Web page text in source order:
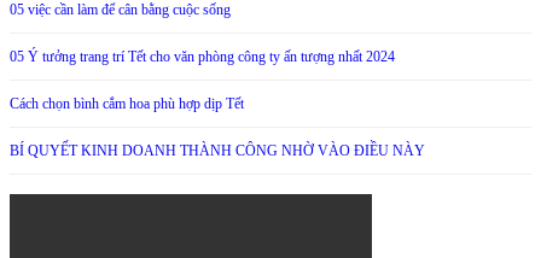
05 việc cần làm để cân bằng cuộc sống
05 Ý tưởng trang trí Tết cho văn phòng công ty ấn tượng nhất 2024
Cách chọn bình cắm hoa phù hợp dịp Tết
BÍ QUYẾT KINH DOANH THÀNH CÔNG NHỜ VÀO ĐIỀU NÀY